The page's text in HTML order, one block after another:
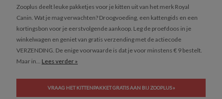
Zooplus deelt leuke pakketjes voor je kitten uit van het merk Royal
Canin. Wat je mag verwachten? Droogvoeding, een kattengids en een
kortingsbon voor je eerstvolgende aankoop. Leg de proefdoos in je
winkelwagen en geniet van gratis verzending met de actiecode
VERZENDING. De enige voorwaarde is dat je voor minstens € 9 bestelt.
Maar in... Lees verder »
VRAAG HET KITTENPAKKET GRATIS AAN BIJ ZOOPLUS »